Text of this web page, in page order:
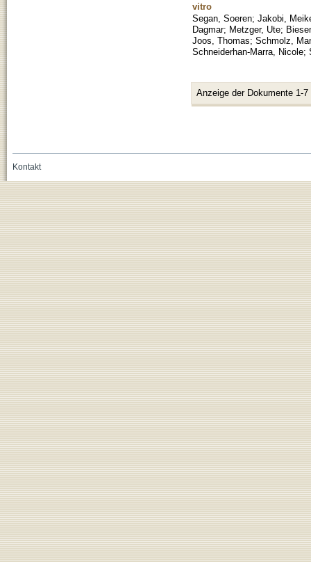
vitro
Segan, Soeren; Jakobi,
Dagmar; Metzger, Ute;
Joos, Thomas; Schmolz,
Schneiderhan-Marra, Nicole;
Anzeige der Dokumente 1-7
Kontakt